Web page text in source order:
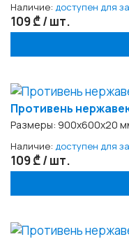
Наличие: доступен для
109 ₾ / шт.
Противень
Размеры: 900х600x20
Наличие: доступен для
109 ₾ / шт.